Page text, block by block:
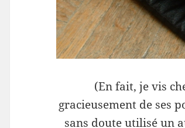
(En fait, je vis
gracieusement de ses
sans doute utilisé un